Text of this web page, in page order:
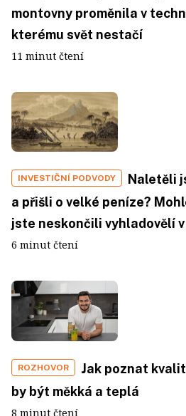
montovny proměnila v
kterému svět nestačí
11 minut čtení
INVESTIČNÍ PODVODY
Naletěli
a přišli o velké peníze?
jste neskončili vyhladovělí
6 minut čtení
ROZHOVOR
Jak poznat
by být měkká a teplá
8 minut čtení